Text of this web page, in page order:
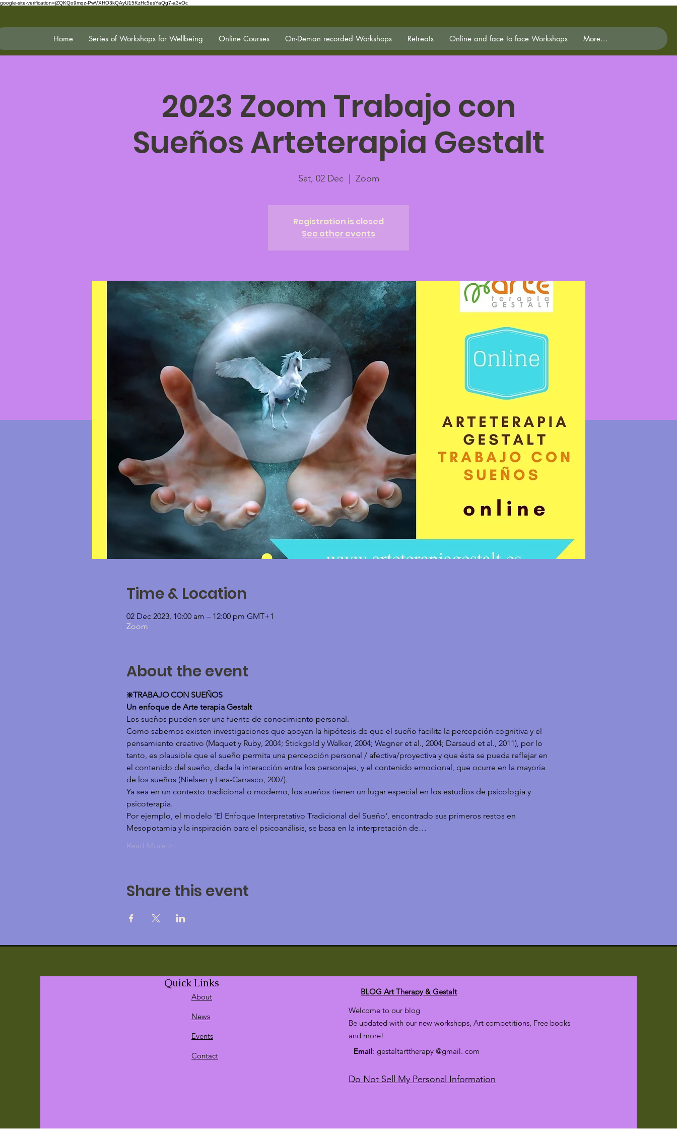
google-site-verification=jZQKQo9mqz-PwVXHO3kQAyU15KzHc5esYaQg7-a3vOc
Home Series of Workshops for Wellbeing Online Courses On-Deman recorded Workshops Retreats Online and face to face Workshops More...
2023 Zoom Trabajo con
Sueños Arteterapia Gestalt
Sat, 02 Dec
  |
Zoom
Registration is closed
See other events
Time & Location
02 Dec 2023, 10:00 am – 12:00 pm GMT+1
Zoom
About the event
❇️TRABAJO CON SUEÑOS
Un enfoque de Arte terapia Gestalt
Los sueños pueden ser una fuente de conocimiento personal.
Como sabemos existen investigaciones que apoyan la hipótesis de que el sueño facilita la percepción cognitiva y el
pensamiento creativo (Maquet y Ruby, 2004; Stickgold y Walker, 2004; Wagner et al., 2004; Darsaud et al., 2011), por lo
tanto, es plausible que el sueño permita una percepción personal / afectiva/proyectiva y que ésta se pueda reflejar en
el contenido del sueño, dada la interacción entre los personajes, y el contenido emocional, que ocurre en la mayoría
de los sueños (Nielsen y Lara-Carrasco, 2007).
Ya sea en un contexto tradicional o moderno, los sueños tienen un lugar especial en los estudios de psicología y
psicoterapia.
Por ejemplo, el modelo 'El Enfoque Interpretativo Tradicional del Sueño', encontrado sus primeros restos en
Mesopotamia y la inspiración para el psicoanálisis, se basa en la interpretación de…
Read More >
Share this event
Quick Links
About
News
Events
Contact
BLOG Art Therapy & Gestalt
Welcome to our blog
Be updated with our new workshops, Art competitions, Free books
and more!
Email: gestaltarttherapy @gmail. com
Do Not Sell My Personal Information